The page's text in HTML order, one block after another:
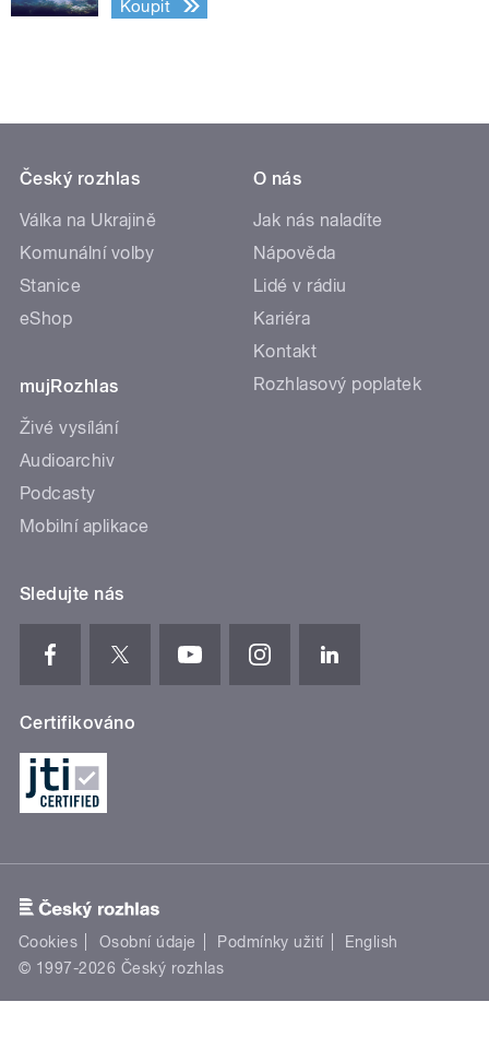
Koupit
Český rozhlas
Válka na Ukrajině
Komunální volby
Stanice
eShop
mujRozhlas
Živé vysílání
Audioarchiv
Podcasty
Mobilní aplikace
O nás
Jak nás naladíte
Nápověda
Lidé v rádiu
Kariéra
Kontakt
Rozhlasový poplatek
Sledujte nás
Certifikováno
Cookies Osobní údaje Podmínky užití
English
© 1997-2026 Český rozhlas